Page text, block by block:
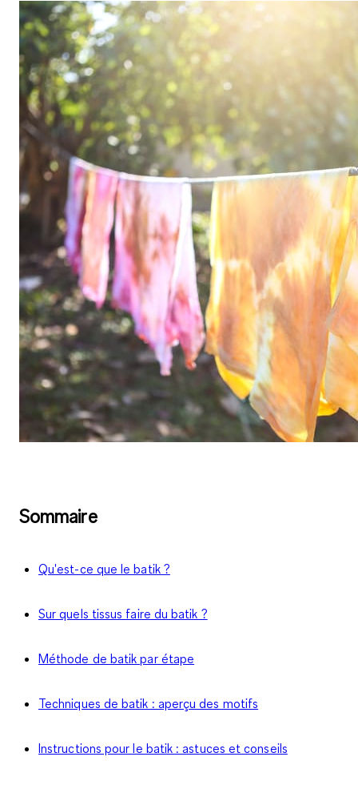
Sommaire
Qu'est-ce que le batik ?
Sur quels tissus faire du batik ?
Méthode de batik par étape
Techniques de batik : aperçu des motifs
Instructions pour le batik : astuces et conseils